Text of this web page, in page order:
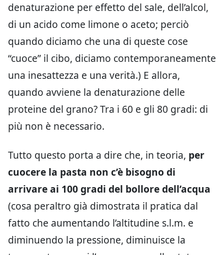
denaturazione per effetto del sale, dell’alcol,
di un acido come limone o aceto; perciò
quando diciamo che una di queste cose
“cuoce” il cibo, diciamo contemporaneamente
una inesattezza e una verità.) E allora,
quando avviene la denaturazione delle
proteine del grano? Tra i 60 e gli 80 gradi: di
più non è necessario.
Tutto questo porta a dire che, in teoria, per
cuocere la pasta non c’è bisogno di
arrivare ai 100 gradi del bollore dell’acqua
(cosa peraltro già dimostrata il pratica dal
fatto che aumentando l’altitudine s.l.m. e
diminuendo la pressione, diminuisce la